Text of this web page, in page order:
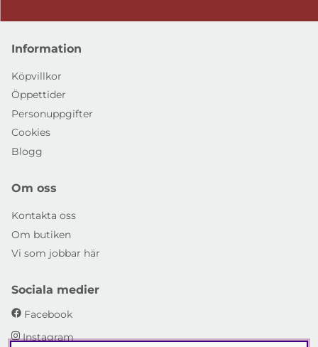
Information
Köpvillkor
Öppettider
Personuppgifter
Cookies
Blogg
Om oss
Kontakta oss
Om butiken
Vi som jobbar här
Sociala medier
Facebook
Instagram